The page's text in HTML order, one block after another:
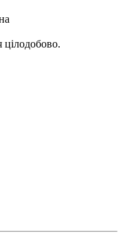
цілодобово.